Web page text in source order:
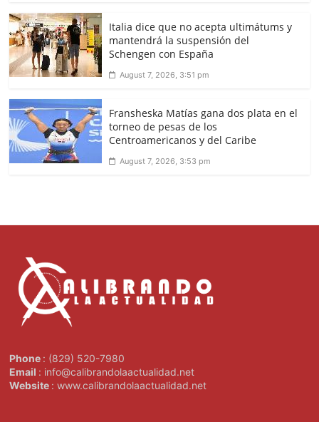
Italia dice que no acepta ultimátums y
mantendrá la suspensión del
Schengen con España
August 7, 2026, 3:51 pm
Fransheska Matías gana dos plata en el
torneo de pesas de los
Centroamericanos y del Caribe
August 7, 2026, 3:53 pm
Phone : (829) 520-7980
Email : info@calibrandolaactualidad.net
Website : www.calibrandolaactualidad.net